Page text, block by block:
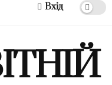
Вхід